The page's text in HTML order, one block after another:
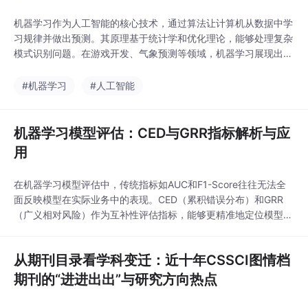
机器学习作为人工智能的核心技术，通过算法让计算机从数据中学
习规律并做出预测。其原理基于统计学和优化理论，能够处理复杂
模式识别问题。在游戏开发、气象预测等领域，机器学习展现出强
的蜕变之路，展示了兴趣如何驱动技术学习，以及如何将编程技能
#机器学习 #人工智能
机器学习模型评估：CED与GRR指标解析与应
用
在机器学习模型评估中，传统指标如AUC和F1-Score往往无法全
面反映模型在实际业务中的表现。CED（累积错误分布）和GRR
（广义相对风险）作为互补性评估指标，能够更精准地定位模型问
控、医疗诊断等场景。二者的组合使用可以避免单一指标的局限
性，尤其在样本不平衡或高价值决策场景中表现
从期刊目录看学科变迁：近十年CSSCI图情档
期刊的“进进出出”与研究方向热点